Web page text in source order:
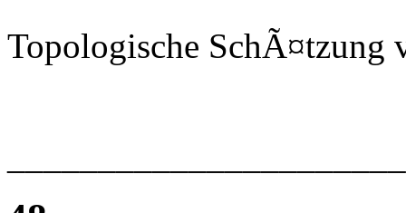
Topologische SchÃ¤tzung